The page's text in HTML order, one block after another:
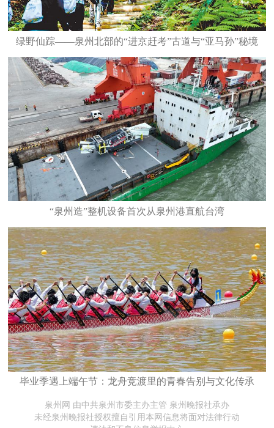
绿野仙踪——泉州北部的“进京赶考”古道与“亚马孙”秘境
“泉州造”整机设备首次从泉州港直航台湾
毕业季遇上端午节：龙舟竞渡里的青春告别与文化传承
泉州网 由中共泉州市委主办主管 泉州晚报社承办
未经泉州晚报社授权擅自引用本网信息将面对法律行动